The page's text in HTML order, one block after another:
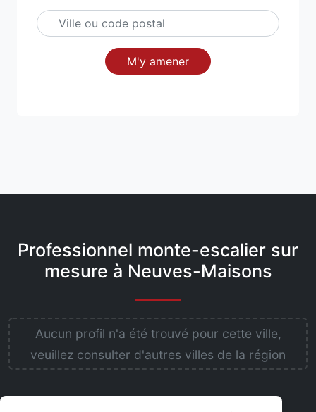
M'y amener
Professionnel monte-escalier sur
mesure à Neuves-Maisons
Aucun profil n'a été trouvé pour cette ville,
veuillez consulter d'autres villes de la région